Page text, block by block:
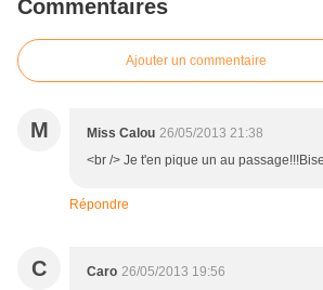
Commentaires
Ajouter un commentaire
M Miss Calou 26/05/2013 21:38
<br /> Je t'en pique un au
Répondre
C Caro 26/05/2013 19:56